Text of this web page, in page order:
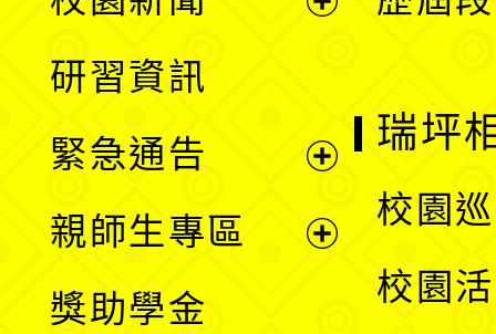
單
選
單
研習資訊
緊急通告
親師生專區
獎助學金
瑞坪
校園
校園